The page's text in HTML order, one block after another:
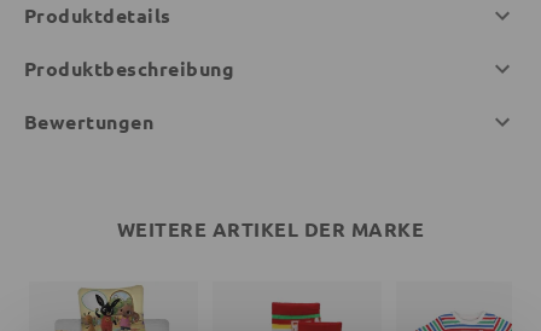
Produktdetails
Produktbeschreibung
Bewertungen
WEITERE ARTIKEL DER MARKE